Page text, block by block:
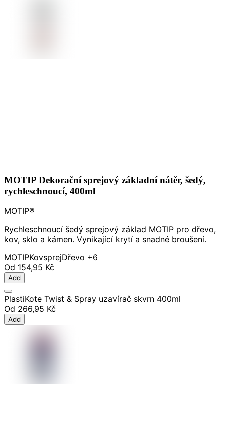
MOTIP Dekorační sprejový základní nátěr, šedý,
rychleschnoucí, 400ml
MOTIP®
Rychleschnoucí šedý sprejový základ MOTIP pro dřevo,
kov, sklo a kámen. Vynikající krytí a snadné broušení.
MOTIPKovsprejDřevo +6
Od 154,95 Kč
Add
PlastiKote Twist & Spray uzavírač skvrn 400ml
Od 266,95 Kč
Add